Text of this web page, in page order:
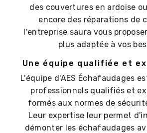
des couvertures en ardoise
encore des réparations de
l'entreprise saura vous
plus adaptée à vos
Une équipe qualifiée et
L'équipe d'AES Échafaudages
professionnels qualifiés et
formés aux normes de
Leur expertise leur permet
démonter les échafaudages